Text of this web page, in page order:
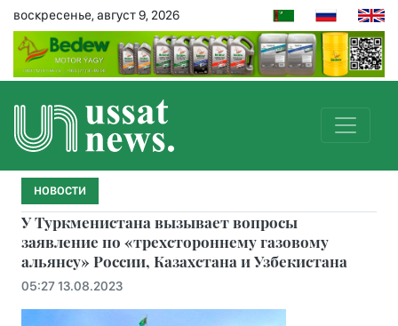
воскресенье, август 9, 2026
НОВОСТИ
У Туркменистана вызывает вопросы
заявление по «трехстороннему газовому
альянсу» России, Казахстана и Узбекистана
05:27 13.08.2023